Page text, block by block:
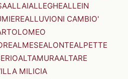
ALLAIALLEGHEALLEIN
ALLUVIONI CAMBIO'
ALMESEALONTEALPETTE
ALTAMURAALTARE
MILICIA